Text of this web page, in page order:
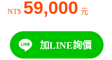
NT$ 59,000 元
加LINE詢價